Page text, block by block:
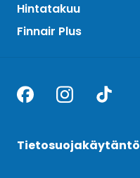
Hintatakuu
Finnair Plus
Tietosuojakäytäntö